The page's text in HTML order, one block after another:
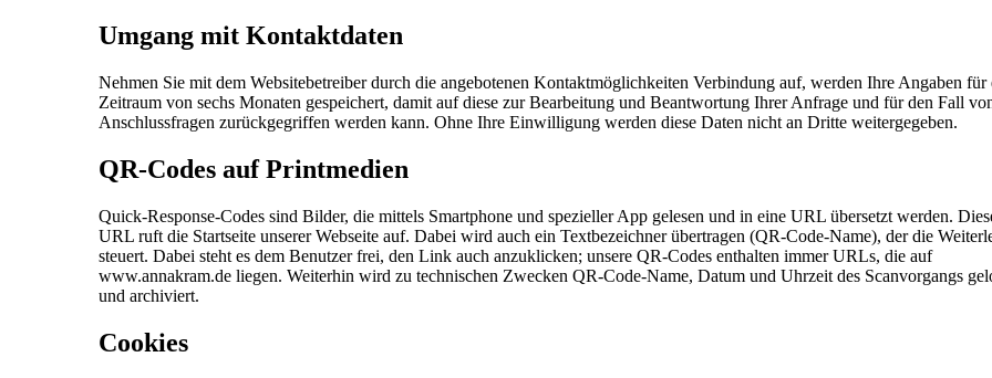
Umgang mit Kontaktdaten
Nehmen Sie mit dem Websitebetreiber durch die angebotenen Kontaktmöglichkeiten Verbindung auf, werden Ihre Angaben für
Zeitraum von sechs Monaten gespeichert, damit auf diese zur Bearbeitung und Beantwortung Ihrer Anfrage und für den Fall
Anschlussfragen zurückgegriffen werden kann. Ohne Ihre Einwilligung werden diese Daten nicht an Dritte weitergegeben.
QR-Codes auf Printmedien
Quick-Response-Codes sind Bilder, die mittels Smartphone und spezieller App gelesen und in eine URL übersetzt werden.
URL ruft die Startseite unserer Webseite auf. Dabei wird auch ein Textbezeichner übertragen (QR-Code-Name), der die
steuert. Dabei steht es dem Benutzer frei, den Link auch anzuklicken; unsere QR-Codes enthalten immer URLs, die auf
www.annakram.de liegen. Weiterhin wird zu technischen Zwecken QR-Code-Name, Datum und Uhrzeit des Scanvorgangs
und archiviert.
Cookies